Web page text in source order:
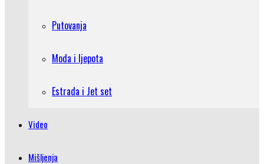
Putovanja
Moda i ljepota
Estrada i Jet set
Video
Mišljenja